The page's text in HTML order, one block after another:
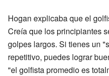
Hogan explicaba que el
Creía que los principiantes
golpes largos. Si tienes un
repetitivo, puedes lograr
"el golfista promedio es